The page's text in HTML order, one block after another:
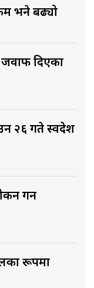
भने बढ्यो
जवाफ दिएका
२६ गते स्वदेश
गर्न
रूपमा